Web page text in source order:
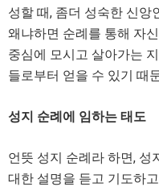
성할 때, 좀더 성숙한 신앙
왜냐하면 순례를 통해 자
중심에 모시고 살아가는
들로부터 얻을 수 있기 때
성지 순례에 임하는 태도
언뜻 성지 순례라 하면, 성
대한 설명을 듣고 기도하